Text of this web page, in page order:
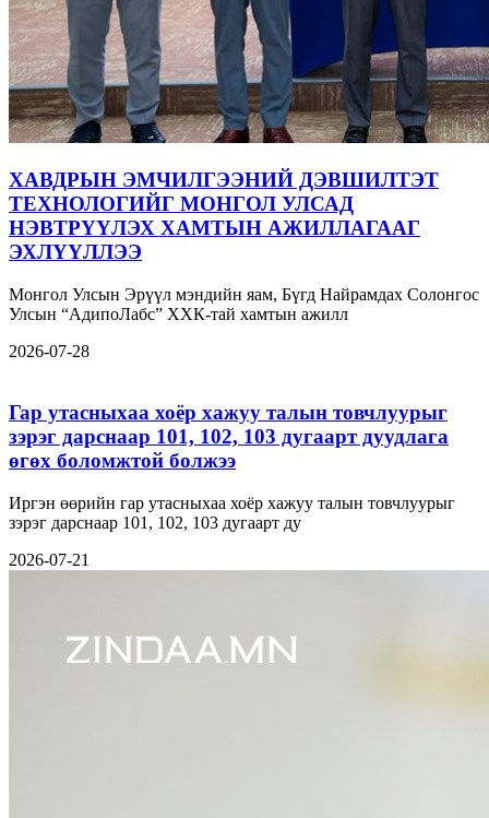
ХАВДРЫН ЭМЧИЛГЭЭНИЙ ДЭВШИЛТЭТ
ТЕХНОЛОГИЙГ МОНГОЛ УЛСАД
НЭВТРҮҮЛЭХ ХАМТЫН АЖИЛЛАГААГ
ЭХЛҮҮЛЛЭЭ
Монгол Улсын Эрүүл мэндийн яам, Бүгд Найрамдах Солонгос
Улсын “АдипоЛабс” ХХК-тай хамтын ажилл
2026-07-28
Гар утасныхаа хоёр хажуу талын товчлуурыг
зэрэг дарснаар 101, 102, 103 дугаарт дуудлага
өгөх боломжтой болжээ
Иргэн өөрийн гар утасныхаа хоёр хажуу талын товчлуурыг
зэрэг дарснаар 101, 102, 103 дугаарт ду
2026-07-21